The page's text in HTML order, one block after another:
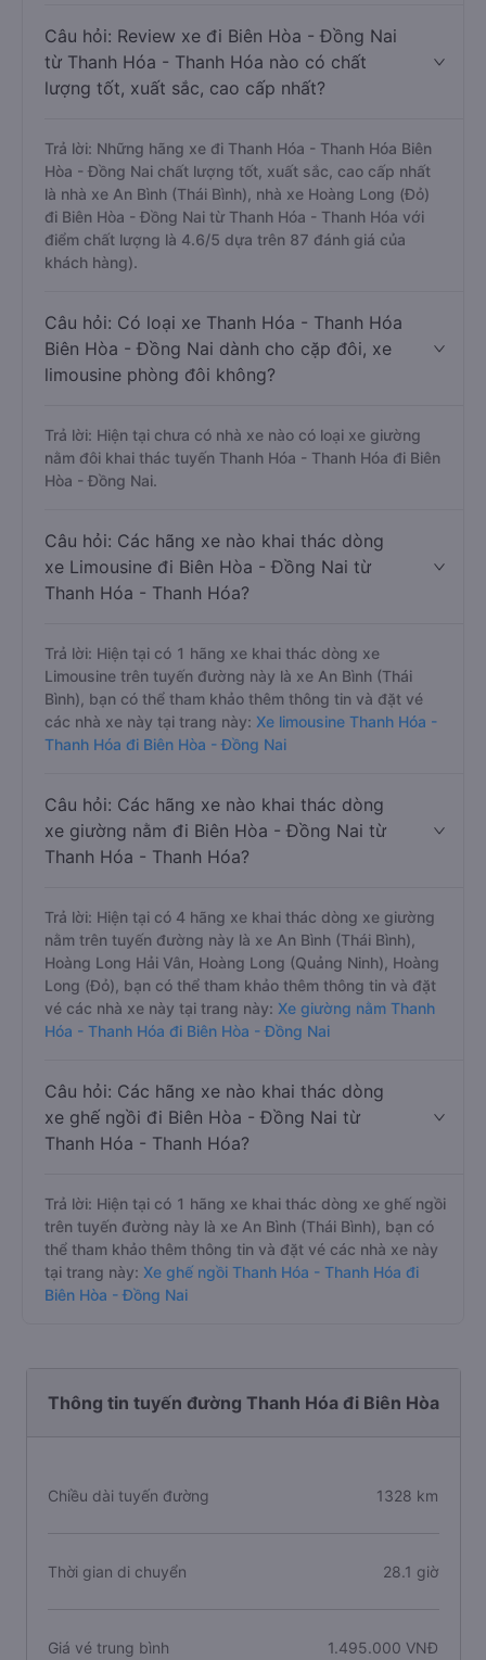
Câu hỏi: Review xe đi Biên Hòa - Đồng Nai
từ Thanh Hóa - Thanh Hóa nào có chất
lượng tốt, xuất sắc, cao cấp nhất?
Trả lời: Những hãng xe đi Thanh Hóa - Thanh Hóa Biên
Hòa - Đồng Nai chất lượng tốt, xuất sắc, cao cấp nhất
là nhà xe An Bình (Thái Bình), nhà xe Hoàng Long (Đỏ)
đi Biên Hòa - Đồng Nai từ Thanh Hóa - Thanh Hóa với
điểm chất lượng là 4.6/5 dựa trên 87 đánh giá của
khách hàng).
Câu hỏi: Có loại xe Thanh Hóa - Thanh Hóa
Biên Hòa - Đồng Nai dành cho cặp đôi, xe
limousine phòng đôi không?
Trả lời: Hiện tại chưa có nhà xe nào có loại xe giường
nằm đôi khai thác tuyến Thanh Hóa - Thanh Hóa đi Biên
Hòa - Đồng Nai.
Câu hỏi: Các hãng xe nào khai thác dòng
xe Limousine đi Biên Hòa - Đồng Nai từ
Thanh Hóa - Thanh Hóa?
Trả lời: Hiện tại có 1 hãng xe khai thác dòng xe
Limousine trên tuyến đường này là xe An Bình (Thái
Bình), bạn có thể tham khảo thêm thông tin và đặt vé
các nhà xe này tại trang này: Xe limousine Thanh Hóa -
Thanh Hóa đi Biên Hòa - Đồng Nai
Câu hỏi: Các hãng xe nào khai thác dòng
xe giường nằm đi Biên Hòa - Đồng Nai từ
Thanh Hóa - Thanh Hóa?
Trả lời: Hiện tại có 4 hãng xe khai thác dòng xe giường
nằm trên tuyến đường này là xe An Bình (Thái Bình),
Hoàng Long Hải Vân, Hoàng Long (Quảng Ninh), Hoàng
Long (Đỏ), bạn có thể tham khảo thêm thông tin và đặt
vé các nhà xe này tại trang này: Xe giường nằm Thanh
Hóa - Thanh Hóa đi Biên Hòa - Đồng Nai
Câu hỏi: Các hãng xe nào khai thác dòng
xe ghế ngồi đi Biên Hòa - Đồng Nai từ
Thanh Hóa - Thanh Hóa?
Trả lời: Hiện tại có 1 hãng xe khai thác dòng xe ghế ngồi
trên tuyến đường này là xe An Bình (Thái Bình), bạn có
thể tham khảo thêm thông tin và đặt vé các nhà xe này
tại trang này: Xe ghế ngồi Thanh Hóa - Thanh Hóa đi
Biên Hòa - Đồng Nai
Thông tin tuyến đường Thanh Hóa đi Biên Hòa
Chiều dài tuyến đường 1328 km
Thời gian di chuyển 28.1 giờ
Giá vé trung bình 1.495.000 VNĐ